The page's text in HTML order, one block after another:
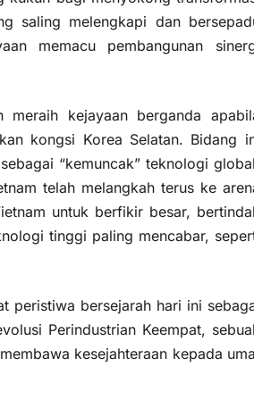
saling melengkapi dan
memacu pembangunan
kejayaan berganda
kongsi Korea Selatan. Bidang
“kemuncak” teknologi
telah melangkah terus ke
untuk berfikir besar,
tinggi paling mencabar,
peristiwa bersejarah hari ini
Perindustrian Keempat,
kesejahteraan kepada